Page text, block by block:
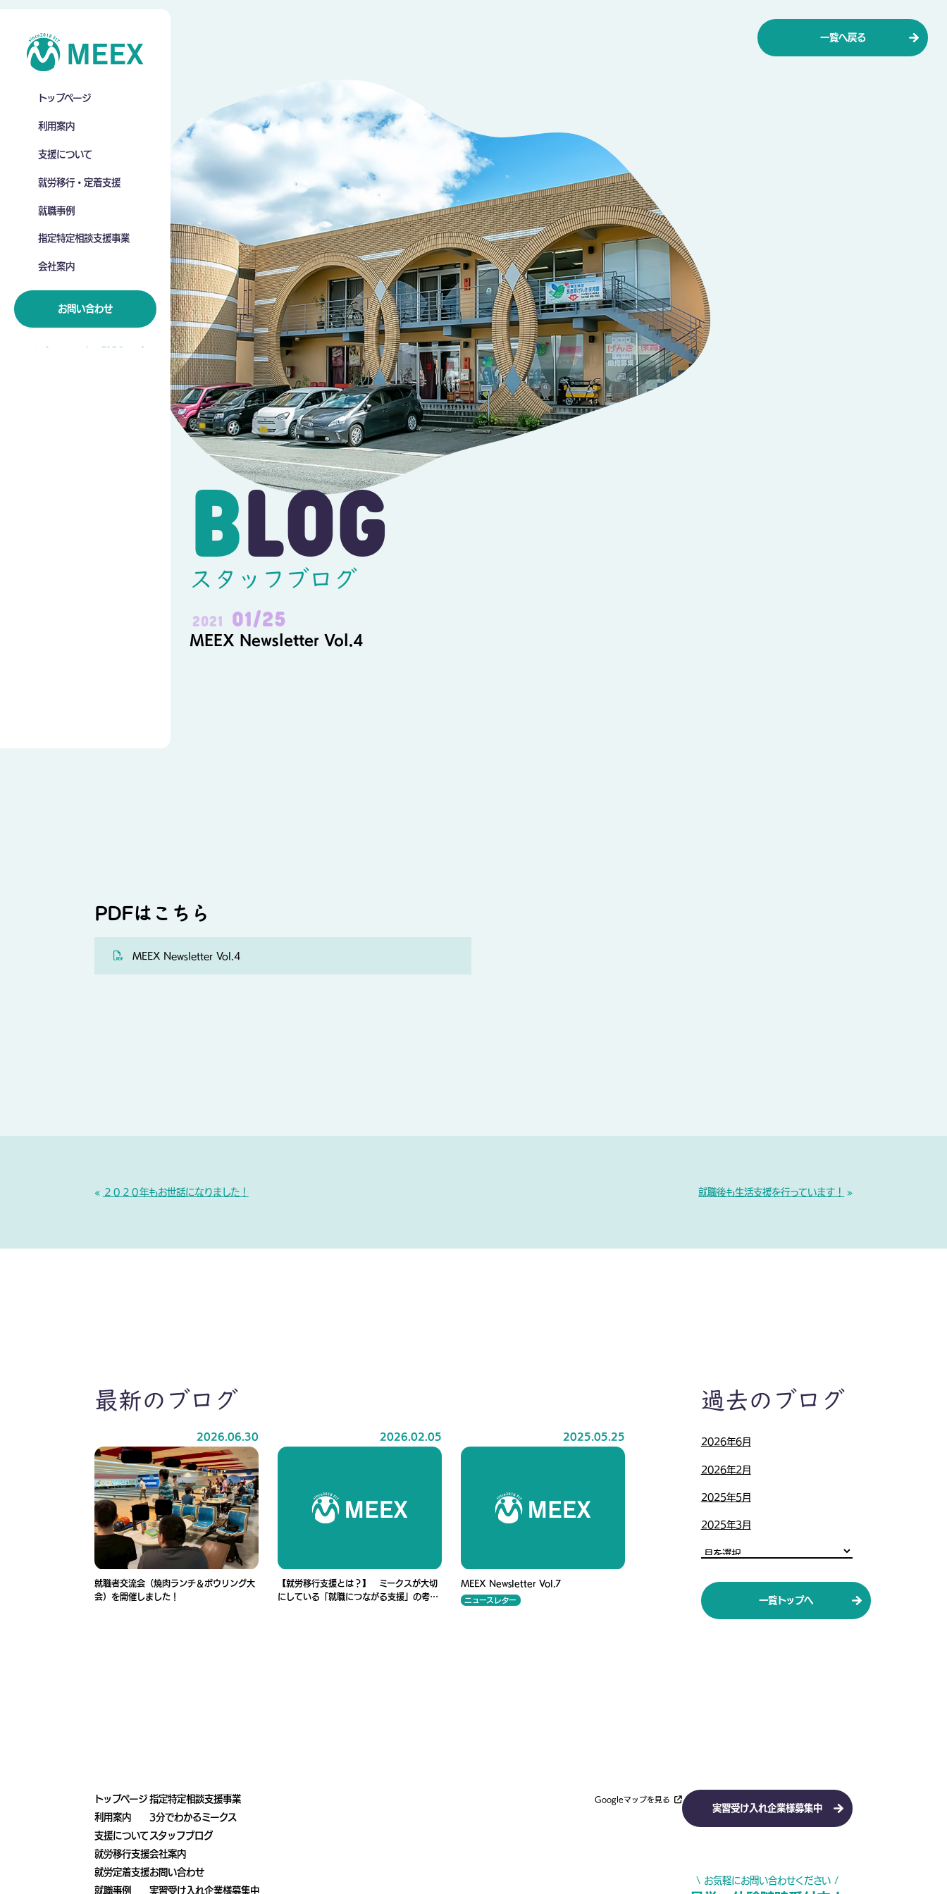
トップページ
利用案内
支援について
就労移行・定着支援
就職事例
指定特定相談支援事業
会社案内
お問い合わせ
BLOG
スタッフブログ
2021 01/25
MEEX Newsletter Vol.4
一覧へ戻る
PDFはこちら
MEEX Newsletter Vol.4
« ２０２０年もお世話になりました！ 就職後も生活支援を行っています！ »
最新のブログ
2026.06.30
就職者交流会（焼肉ランチ＆ボウリング大
会）を開催しました！
2026.02.05
【就労移行支援とは？】 ミークスが大切
にしている「就職につながる支援」の考え
2025.05.25
MEEX Newsletter Vol.7
ニュースレター
過去のブログ
2026年6月
2026年2月
2025年5月
2025年3月
一覧トップへ
トップページ
利用案内
支援について
就労移行支援
就労定着支援
就職事例
指定特定相談支援事業
3分でわかるミークス
スタッフブログ
会社案内
お問い合わせ
実習受け入れ企業様募集中
Googleマップを見る
実習受け入れ企業様募集中
\ お気軽にお問い合わせください /